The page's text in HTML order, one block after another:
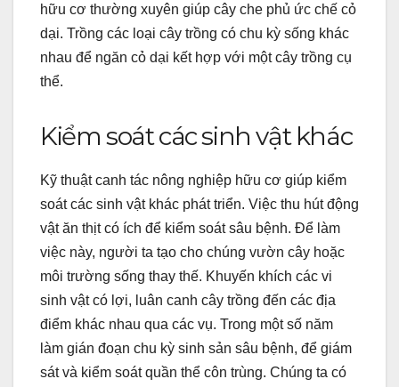
hữu cơ thường xuyên giúp cây che phủ ức chế cỏ
dại. Trồng các loại cây trồng có chu kỳ sống khác
nhau để ngăn cỏ dại kết hợp với một cây trồng cụ
thể.
Kiểm soát các sinh vật khác
Kỹ thuật canh tác nông nghiệp hữu cơ giúp kiểm
soát các sinh vật khác phát triển. Việc thu hút động
vật ăn thịt có ích để kiểm soát sâu bệnh. Để làm
việc này, người ta tạo cho chúng vườn cây hoặc
môi trường sống thay thế. Khuyến khích các vi
sinh vật có lợi, luân canh cây trồng đến các địa
điểm khác nhau qua các vụ. Trong một số năm
làm gián đoạn chu kỳ sinh sản sâu bệnh, để giám
sát và kiểm soát quần thể côn trùng. Chúng ta có